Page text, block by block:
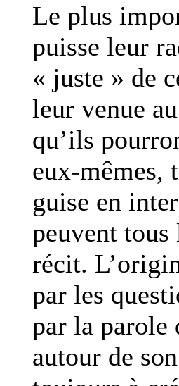
Le plus
puisse leur
« juste » de
leur venue
qu’ils
eux-mêmes,
guise en
peuvent tous
récit.
par les
par la parole
autour de